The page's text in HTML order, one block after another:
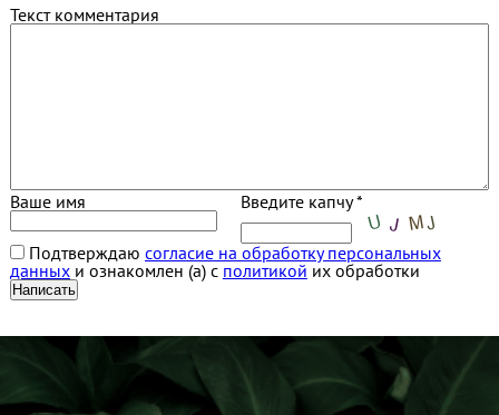
Текст комментария
Ваше имя Введите капчу *
Подтверждаю согласие на обработку персональных
данныхи ознакомлен (а) с политикой их обработки